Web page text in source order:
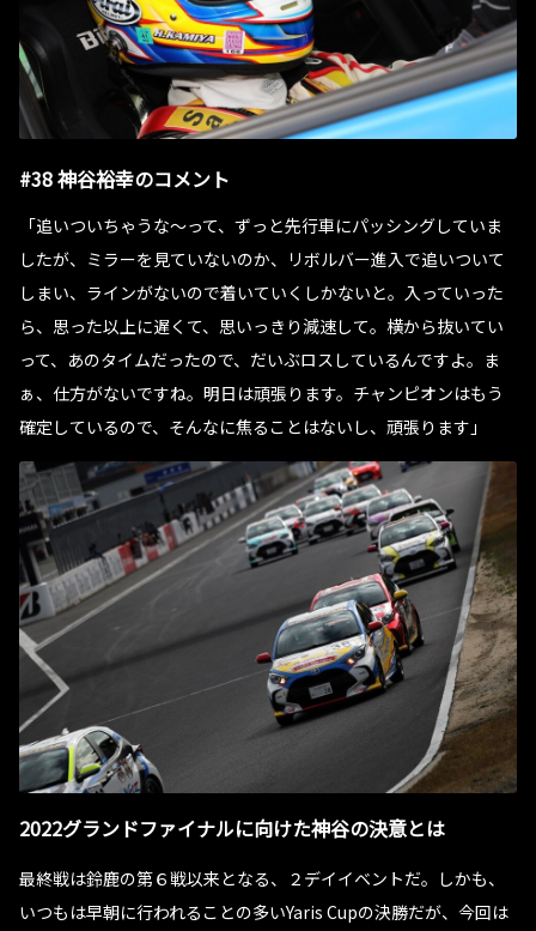
#38 神谷裕幸のコメント
「追いついちゃうな〜って、ずっと先行車にパッシングしていま
したが、ミラーを見ていないのか、リボルバー進入で追いついて
しまい、ラインがないので着いていくしかないと。入っていった
ら、思った以上に遅くて、思いっきり減速して。横から抜いてい
って、あのタイムだったので、だいぶロスしているんですよ。ま
ぁ、仕方がないですね。明日は頑張ります。チャンピオンはもう
確定しているので、そんなに焦ることはないし、頑張ります」
2022グランドファイナルに向けた神谷の決意とは
最終戦は鈴鹿の第６戦以来となる、２デイイベントだ。しかも、
いつもは早朝に行われることの多いYaris Cupの決勝だが、今回は